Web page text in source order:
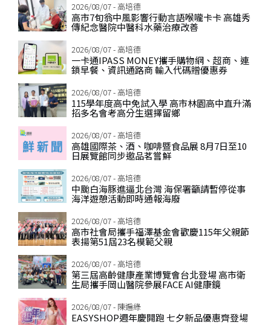
2026/08/07 - 高培德
高市7旬翁中風影響行動言語喉嚨卡卡 高雄秀
傳紀念醫院中醫科水藥治療改善
2026/08/07 - 高培德
一卡通IPASS MONEY攜手購物網、超商、連
鎖早餐、資訊通路商 輸入代碼贈優惠券
2026/08/07 - 高培德
115學年度高中免試入學 高市林園高中直升滿
招多名會考高分生選擇留鄉
2026/08/07 - 高培德
高雄國際茶、酒、咖啡暨食品展 8月7日至10
日展覽館同步邀品茗嘗鮮
2026/08/07 - 高培德
中颱白海豚進逼北台灣 海保署籲請暫停從事
海洋遊憩活動即時通報海廢
2026/08/07 - 高培德
高市社會局攜手福澤基金會歡慶115年父親節
表揚第51屆23名模範父親
2026/08/07 - 高培德
第三屆高齡健康產業博覽會台北登場 高市衛
生局攜手岡山醫院參展FACE AI健康鏡
2026/08/07 - 陳遍綠
EASYSHOP週年慶開跑 七夕新品優惠齊登場